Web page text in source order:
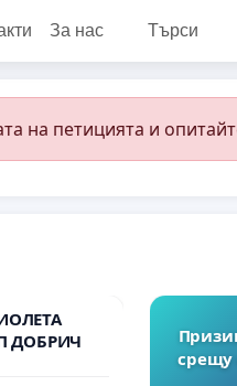
За нас Търси
на петицията и
ДОБРИЧ
срещу